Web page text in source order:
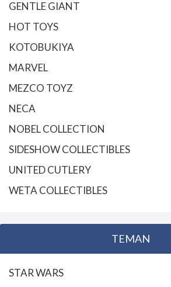
GENTLE GIANT
HOT TOYS
KOTOBUKIYA
MARVEL
MEZCO TOYZ
NECA
NOBEL COLLECTION
SIDESHOW COLLECTIBLES
UNITED CUTLERY
WETA COLLECTIBLES
TEMAN
STAR WARS